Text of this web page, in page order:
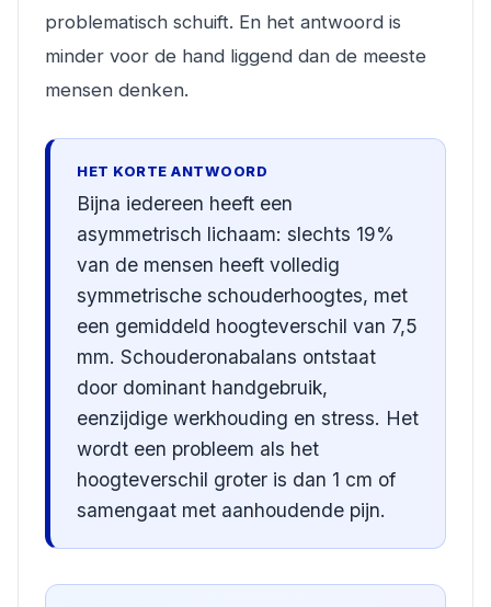
problematisch schuift. En het antwoord is
minder voor de hand liggend dan de meeste
mensen denken.
HET KORTE ANTWOORD
Bijna iedereen heeft een
asymmetrisch lichaam: slechts 19%
van de mensen heeft volledig
symmetrische schouderhoogtes, met
een gemiddeld hoogteverschil van 7,5
mm. Schouderonabalans ontstaat
door dominant handgebruik,
eenzijdige werkhouding en stress. Het
wordt een probleem als het
hoogteverschil groter is dan 1 cm of
samengaat met aanhoudende pijn.